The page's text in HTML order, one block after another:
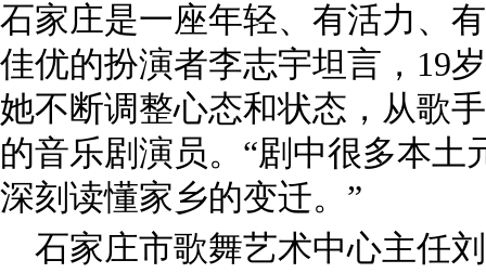
石家庄是一座年轻、有活力、
佳优的扮演者李志宇坦言，19
她不断调整心态和状态，从歌
的音乐剧演员。“剧中很多本土
深刻读懂家乡的变迁。”
石家庄市歌舞艺术中心主任